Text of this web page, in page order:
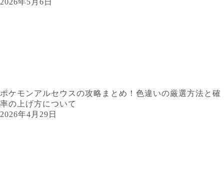
2026年5月6日
ポケモンアルセウスの攻略まとめ！色違いの厳選方法と確
率の上げ方について
2026年4月29日